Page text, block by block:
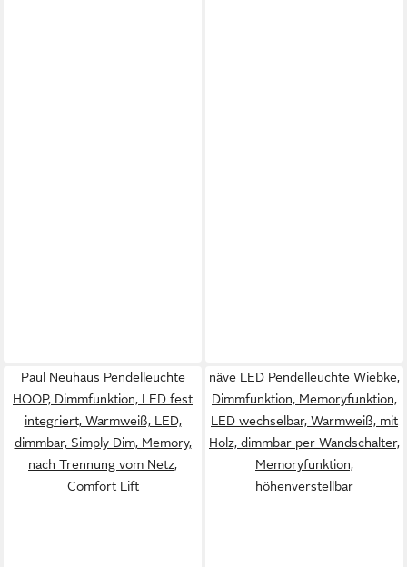
Paul Neuhaus Pendelleuchte
HOOP, Dimmfunktion, LED fest
integriert, Warmweiß, LED,
dimmbar, Simply Dim, Memory,
nach Trennung vom Netz,
Comfort Lift
näve LED Pendelleuchte Wiebke,
Dimmfunktion, Memoryfunktion,
LED wechselbar, Warmweiß, mit
Holz, dimmbar per Wandschalter,
Memoryfunktion,
höhenverstellbar